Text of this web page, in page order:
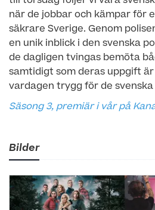
när de jobbar och kämpar för
säkrare Sverige. Genom
en unik inblick i den svenska
de dagligen tvingas bemöta
samtidigt som deras uppgift
vardagen trygg för de
Säsong 3, premiär i vår på
Bilder